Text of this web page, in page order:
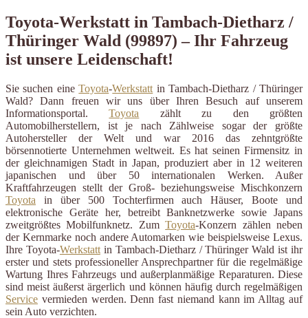
Toyota-Werkstatt in Tambach-Dietharz /
Thüringer Wald (99897) – Ihr Fahrzeug
ist unsere Leidenschaft!
Sie suchen eineToyota-Werkstatt in Tambach-Dietharz / Thüringer
Wald? Dann freuen wir uns über Ihren Besuch auf unserem
Informationsportal.Toyota zählt zu den größten
Automobilherstellern, ist je nach Zählweise sogar der größte
Autohersteller der Welt und war 2016 das zehntgrößte
börsennotierte Unternehmen weltweit. Es hat seinen Firmensitz in
der gleichnamigen Stadt in Japan, produziert aber in 12 weiteren
japanischen und über 50 internationalen Werken. Außer
Kraftfahrzeugen stellt der Groß- beziehungsweise Mischkonzern
Toyota in über 500 Tochterfirmen auch Häuser, Boote und
elektronische Geräte her, betreibt Banknetzwerke sowie Japans
zweitgrößtes Mobilfunknetz. ZumToyota-Konzern zählen neben
der Kernmarke noch andere Automarken wie beispielsweise Lexus.
Ihre Toyota-Werkstattin Tambach-Dietharz / Thüringer Wald ist ihr
erster und stets professioneller Ansprechpartner für die regelmäßige
Wartung Ihres Fahrzeugs und außerplanmäßige Reparaturen. Diese
sind meist äußerst ärgerlich und können häufig durch regelmäßigen
Service vermieden werden. Denn fast niemand kann im Alltag auf
sein Auto verzichten.